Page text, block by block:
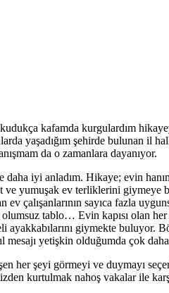
kafamda kurgulardım
yaşadığım şehirde bulunan il
da o zamanlara dayanıyor.
iyi anladım. Hikaye; evin
ve yumuşak ev terliklerini
çalışanlarının sayıca fazla
tablo… Evin kapısı olan
giymekte buluyor.
yetişkin olduğumda çok
her şeyi görmeyi ve duymayı
kurtulmak nahoş vakalar ile